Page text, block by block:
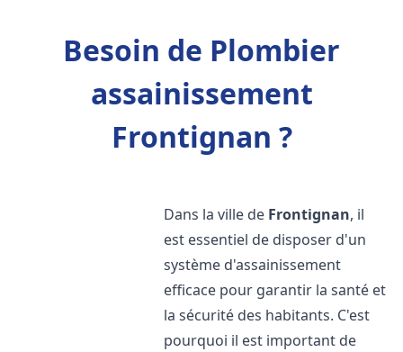
Besoin de Plombier
assainissement
Frontignan ?
Dans la ville de Frontignan, il
est essentiel de disposer d'un
système d'assainissement
efficace pour garantir la santé et
la sécurité des habitants. C'est
pourquoi il est important de